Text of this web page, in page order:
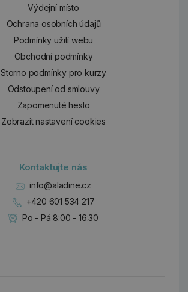
Výdejní místo
Ochrana osobních údajů
Podmínky užití webu
Obchodní podmínky
Storno podmínky pro kurzy
Odstoupení od smlouvy
Zapomenuté heslo
Zobrazit nastavení cookies
Kontaktujte nás
info@aladine.cz
+420 601 534 217
Po - Pá 8:00 - 16:30